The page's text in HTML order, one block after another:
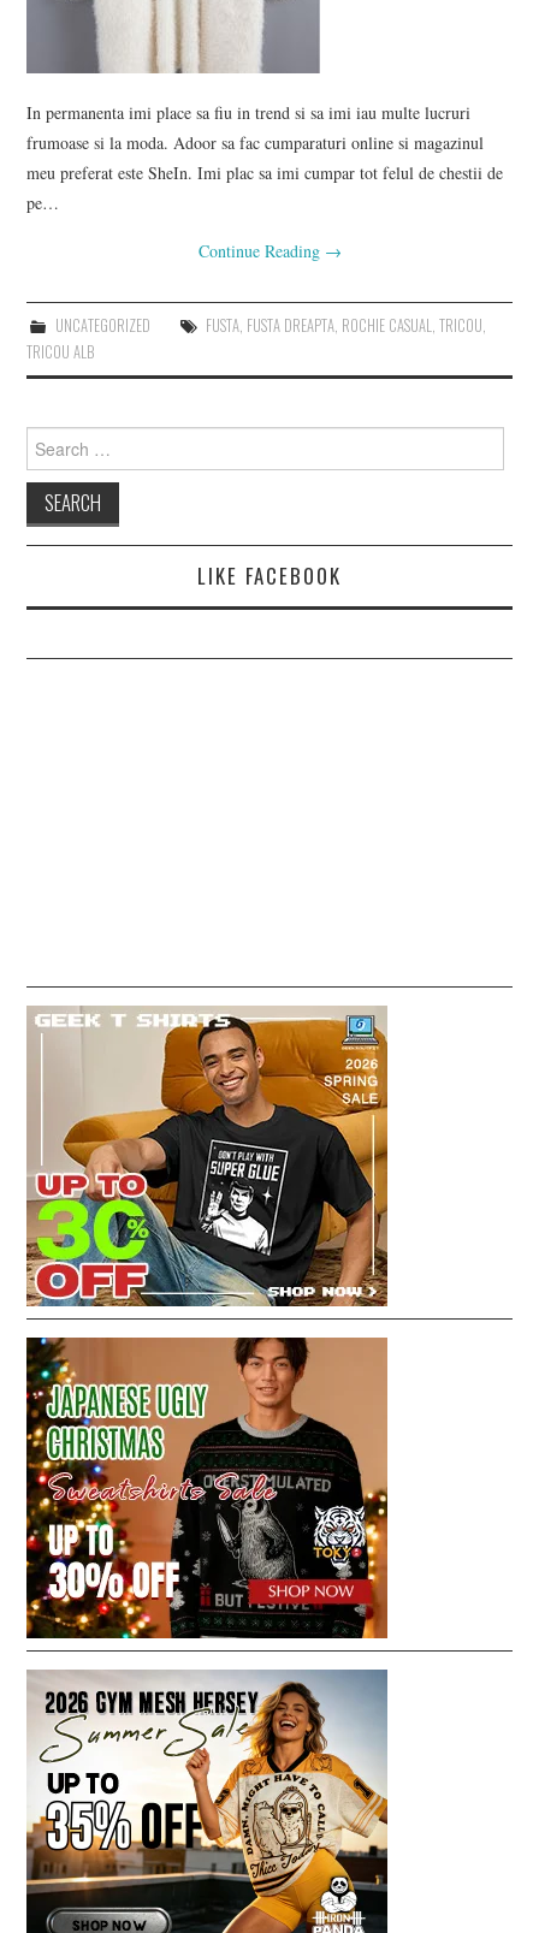
In permanenta imi place sa fiu in trend si sa imi iau multe lucruri
frumoase si la moda. Adoor sa fac cumparaturi online si magazinul
meu preferat este SheIn. Imi plac sa imi cumpar tot felul de chestii de
pe…
Continue Reading →
UNCATEGORIZED FUSTA, FUSTA DREAPTA, ROCHIE CASUAL, TRICOU,
TRICOU ALB
Search
for:
LIKE FACEBOOK